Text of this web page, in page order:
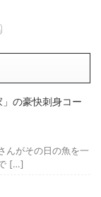
の豪快刺身コー
んがその日の魚を一
[…]